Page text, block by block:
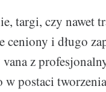
targi, czy nawet
i długo
z
postaci